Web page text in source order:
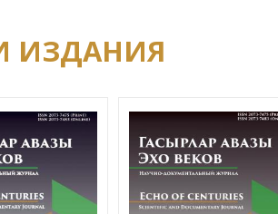
ИЗДАНИЯ